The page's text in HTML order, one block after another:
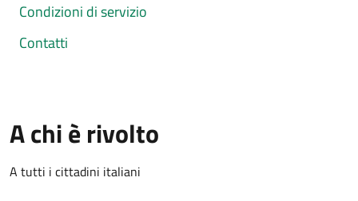
Condizioni di servizio
Contatti
A chi è rivolto
A tutti i cittadini italiani